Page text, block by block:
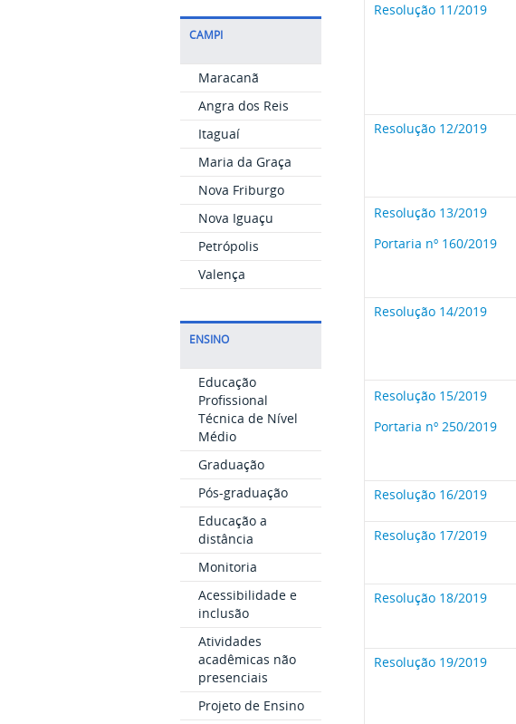
CAMPI
Maracanã
Angra dos Reis
Itaguaí
Maria da Graça
Nova Friburgo
Nova Iguaçu
Petrópolis
Valença
ENSINO
Educação
Profissional
Técnica de Nível
Médio
Graduação
Pós-graduação
Educação a
distância
Monitoria
Acessibilidade e
inclusão
Atividades
acadêmicas não
presenciais
Projeto de Ensino
Resolução 11/2019
Resolução 12/2019
Resolução 13/2019
Portaria nº 160/2019
Resolução 14/2019
Resolução 15/2019
Portaria nº 250/2019
Resolução 16/2019
Resolução 17/2019
Resolução 18/2019
Resolução 19/2019